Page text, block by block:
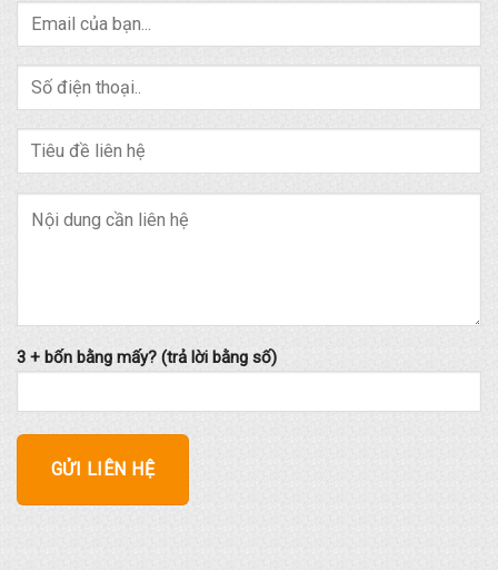
3 + bốn bằng mấy? (trả lời bằng số)